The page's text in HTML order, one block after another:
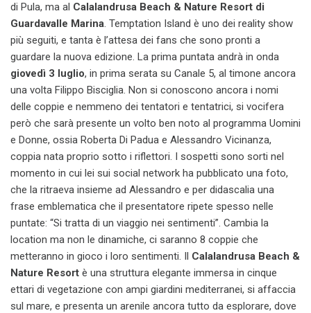
di Pula, ma al Calalandrusa Beach & Nature Resort di
Guardavalle Marina. Temptation Island è uno dei reality show
più seguiti, e tanta è l’attesa dei fans che sono pronti a
guardare la nuova edizione. La prima puntata andrà in onda
giovedì 3 luglio, in prima serata su Canale 5, al timone ancora
una volta Filippo Bisciglia. Non si conoscono ancora i nomi
delle coppie e nemmeno dei tentatori e tentatrici, si vocifera
però che sarà presente un volto ben noto al programma Uomini
e Donne, ossia Roberta Di Padua e Alessandro Vicinanza,
coppia nata proprio sotto i riflettori. I sospetti sono sorti nel
momento in cui lei sui social network ha pubblicato una foto,
che la ritraeva insieme ad Alessandro e per didascalia una
frase emblematica che il presentatore ripete spesso nelle
puntate: “Si tratta di un viaggio nei sentimenti”. Cambia la
location ma non le dinamiche, ci saranno 8 coppie che
metteranno in gioco i loro sentimenti. Il Calalandrusa Beach &
Nature Resort è una struttura elegante immersa in cinque
ettari di vegetazione con ampi giardini mediterranei, si affaccia
sul mare, e presenta un arenile ancora tutto da esplorare, dove